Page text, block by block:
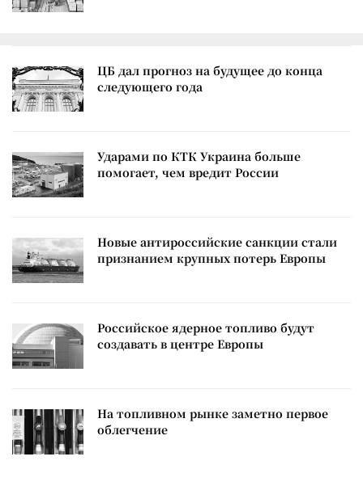
ЦБ дал прогноз на будущее до конца
следующего года
Ударами по КТК Украина больше
помогает, чем вредит России
Новые антироссийские санкции стали
признанием крупных потерь Европы
Российское ядерное топливо будут
создавать в центре Европы
На топливном рынке заметно первое
облегчение